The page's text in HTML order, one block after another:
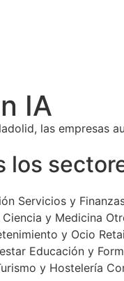
IA
las empresas
los
Servicios y
Ciencia y Medicina
y Ocio
Educación y
y Hostelería